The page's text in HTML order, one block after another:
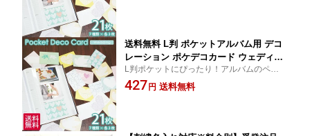
送料無料 L判 ポケットアルバム用 デコ
レーション ポケデコカード ウェディン
グ 21枚入 万丈
L判ポケットにぴったり！アルバムのページ
を可愛く飾れます♪
427 円 送料無料